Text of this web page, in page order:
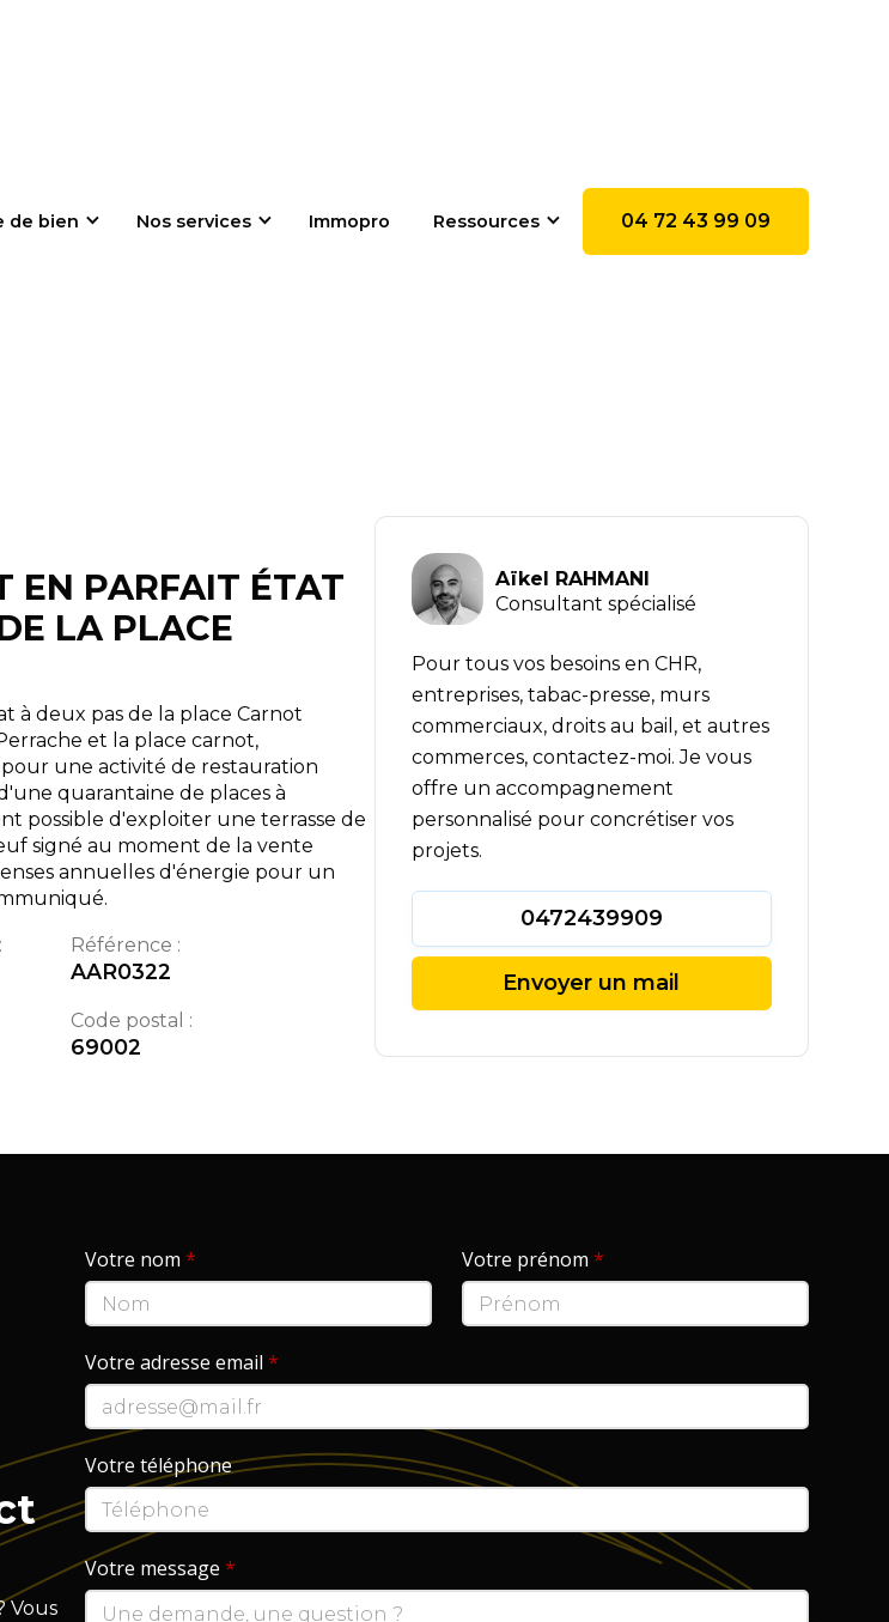
de bien Nos services Immopro Ressources 04 72 43 99 09
EN PARFAIT ÉTAT
LA PLACE
à deux pas de la place Carnot
et la place carnot,
une activité de restauration
quarantaine de places à
possible d'exploiter une terrasse de
signé au moment de la vente
annuelles d'énergie pour un
Référence :
AAR0322
Code postal :
69002
Aïkel RAHMANI
Consultant spécialisé
Pour tous vos besoins en CHR,
entreprises, tabac-presse, murs
commerciaux, droits au bail, et autres
commerces, contactez-moi. Je vous
offre un accompagnement
personnalisé pour concrétiser vos
projets.
0472439909
Envoyer un mail
Vous
Votre nom * Votre prénom *
Votre adresse email *
Votre téléphone
Votre message *